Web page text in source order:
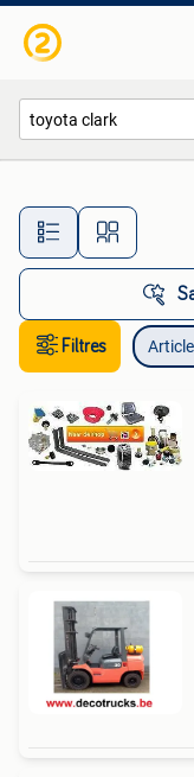
Filtres